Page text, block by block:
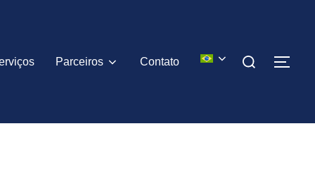
Parceiros Contato
Pesquisar
por: